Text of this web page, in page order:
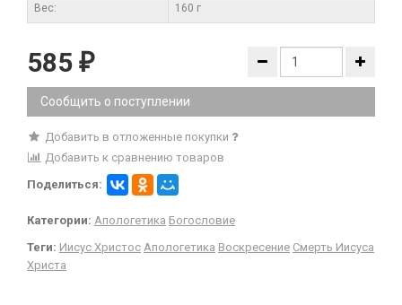
Вес: 160 г
585 ₽
Сообщить о поступлении
Добавить в отложенные покупки
Добавить к сравнению товаров
Поделиться:
Категории: Апологетика Богословие
Теги: Иисус Христос Апологетика Воскресение Смерть Иисуса
Христа